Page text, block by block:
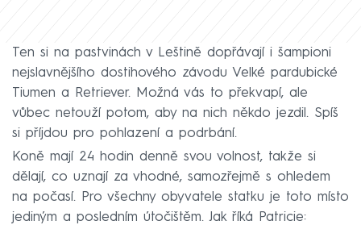
Ten si na pastvinách v Leštině dopřávají i šampioni
nejslavnějšího dostihového závodu Velké pardubické
Tiumen a Retriever. Možná vás to překvapí, ale
vůbec netouží potom, aby na nich někdo jezdil. Spíš
si příjdou pro pohlazení a podrbání.
Koně mají 24 hodin denně svou volnost, takže si
dělají, co uznají za vhodné, samozřejmě s ohledem
na počasí. Pro všechny obyvatele statku je toto místo
jediným a posledním útočištěm. Jak říká Patricie: